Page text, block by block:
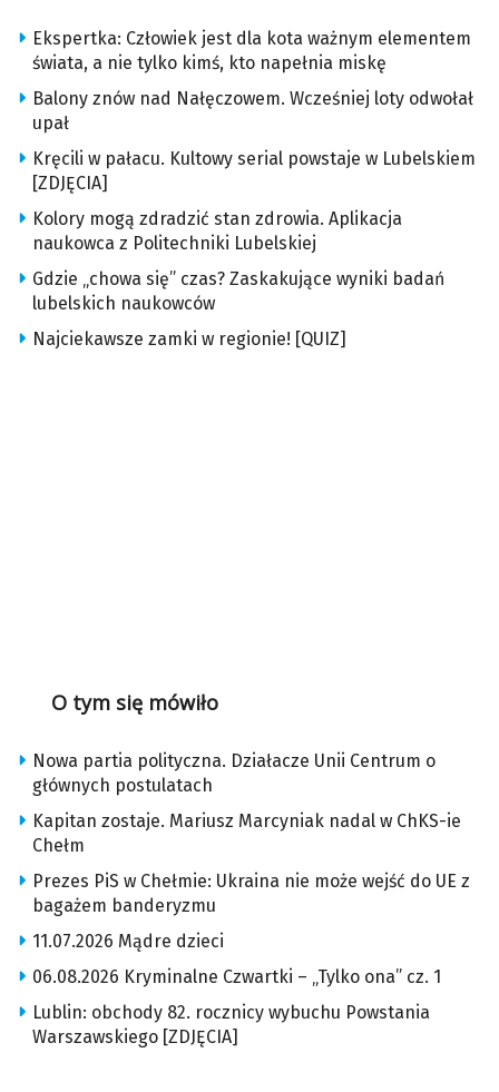
Ekspertka: Człowiek jest dla kota ważnym elementem
świata, a nie tylko kimś, kto napełnia miskę
Balony znów nad Nałęczowem. Wcześniej loty odwołał
upał
Kręcili w pałacu. Kultowy serial powstaje w Lubelskiem
[ZDJĘCIA]
Kolory mogą zdradzić stan zdrowia. Aplikacja
naukowca z Politechniki Lubelskiej
Gdzie „chowa się” czas? Zaskakujące wyniki badań
lubelskich naukowców
Najciekawsze zamki w regionie! [QUIZ]
O tym się mówiło
Nowa partia polityczna. Działacze Unii Centrum o
głównych postulatach
Kapitan zostaje. Mariusz Marcyniak nadal w ChKS-ie
Chełm
Prezes PiS w Chełmie: Ukraina nie może wejść do UE z
bagażem banderyzmu
11.07.2026 Mądre dzieci
06.08.2026 Kryminalne Czwartki – „Tylko ona” cz. 1
Lublin: obchody 82. rocznicy wybuchu Powstania
Warszawskiego [ZDJĘCIA]